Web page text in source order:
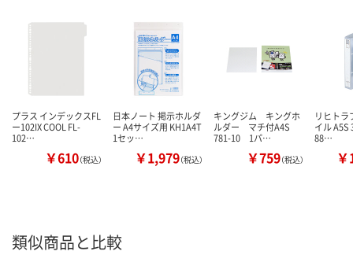
プラス インデックスFL
ー102IX COOL FL-
102…
￥610（税込）
日本ノート 掲示ホルダ
ー A4サイズ用 KH1A4T
1セッ…
￥1,979（税込）
キングジム キングホ
ルダー マチ付A4S
781-10 1パ…
￥759（税込）
リヒトラ
イル A5S
88…
類似商品と比較